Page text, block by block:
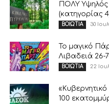
ΠΟΛΥ Υψηλός
(κατηγορίας
ΒΟΙΩΤΙΑ 30
Το μαγικό
Λιβαδειά 26-
ΒΟΙΩΤΙΑ 22
100